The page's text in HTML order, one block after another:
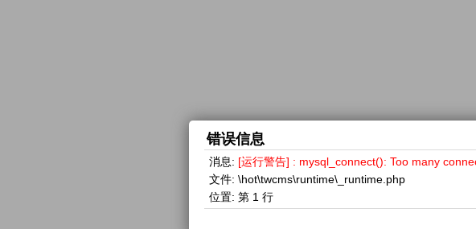
错误信息
消息: [运行警告] : mysql_connect(): Too many
文件: \hot\twcms\runtime\_runtime.php
位置: 第 1 行